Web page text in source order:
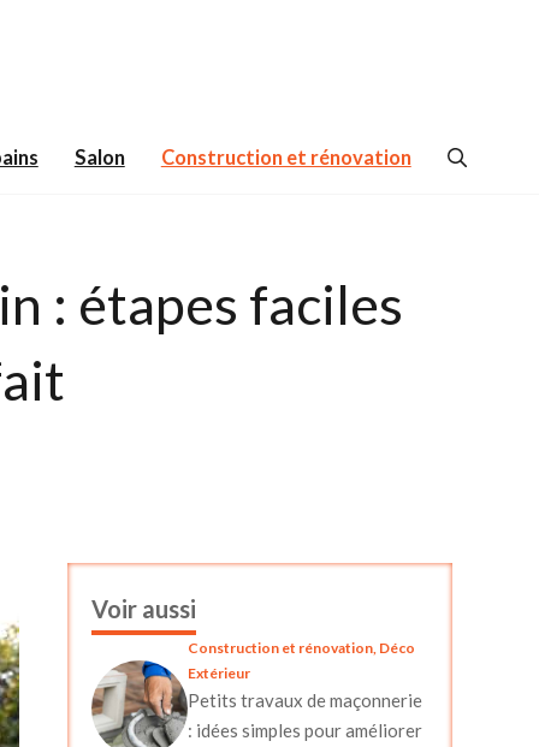
Salon Construction et rénovation
: étapes faciles
Voir aussi
Construction et rénovation Déco
Extérieur
Petits travaux de maçonnerie
: idées simples pour améliorer